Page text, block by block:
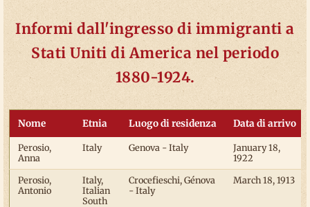
Informi dall'ingresso di immigranti a
Stati Uniti di America nel periodo
1880-1924.
Nome Etnia Luogo di residenza Data di arrivo
Perosio,
Anna
Italy Genova - Italy
January 18,
1922
Perosio,
Antonio
Italy,
Italian
South
Crocefieschi, Génova
- Italy
March 18, 1913